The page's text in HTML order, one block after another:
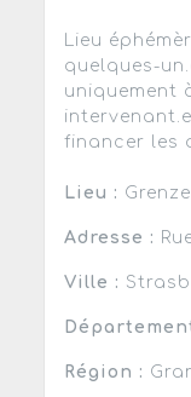
Lieu
quelques-
uniquement
financer les
Lieu : Grenze
Adresse :
Ville :
Région :